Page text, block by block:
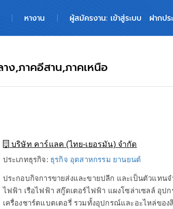
หางาน ผู้สมัครงาน: เข้าสู่ระบบ ฝากป
ง,ภาคอีสาน,ภาคเหนือ
บริษัท คาร์แลค (ไทย-เยอรมัน) จำกัด
ประเภทธุรกิจ: ธุรกิจ อุตสาหกรรม ยานยนต์
ประกอบกิจการขายส่งและขายปลีก และเป็นตัวแทน
ไฟฟ้า เรือไฟฟ้า สกู๊ดเตอร์ไฟฟ้า แผงโซล่าเซลล์ อุป
เครื่องชาร์ตแบตเตอรี่ รวมทั้งอุปกรณ์และอะไหล่ของ